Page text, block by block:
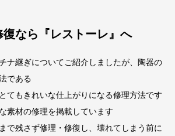
復なら『レストーレ』へ
ナ継ぎについてご紹介しましたが、陶器の
である
てもきれいな仕上がりになる修理方法です
素材の修理を掲載しています
で残さず修理・修復し、壊れてしまう前に